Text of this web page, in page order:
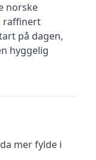
norske
raffinert
på dagen,
hyggelig
mer fylde i